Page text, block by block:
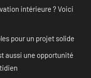
intérieure ? Voici
pour un projet solide
aussi une opportunité